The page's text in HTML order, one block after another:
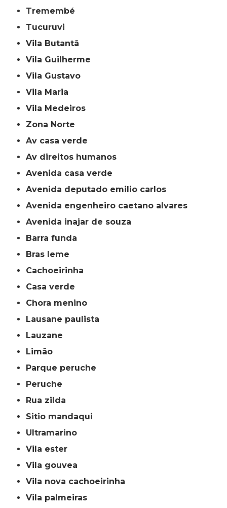
Tremembé
Tucuruvi
Vila Butantã
Vila Guilherme
Vila Gustavo
Vila Maria
Vila Medeiros
Zona Norte
av casa verde
av direitos humanos
avenida casa verde
avenida deputado emilio carlos
avenida engenheiro caetano alvares
avenida inajar de souza
barra funda
bras leme
cachoeirinha
casa verde
chora menino
lausane paulista
lauzane
limão
parque peruche
peruche
rua zilda
sitio mandaqui
ultramarino
vila ester
vila gouvea
vila nova cachoeirinha
vila palmeiras